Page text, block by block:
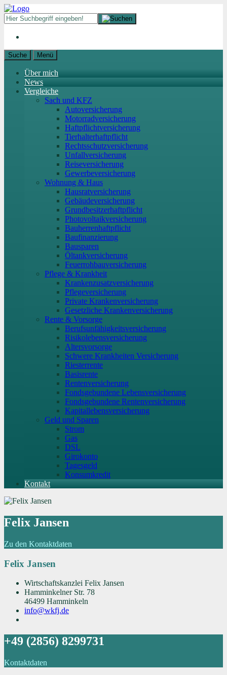
Suche Menü
Über mich
News
Vergleiche
Sach und KFZ
Autoversicherung
Motorradversicherung
Haftpflichtversicherung
Tierhalterhaftpflicht
Rechtsschutzversicherung
Unfallversicherung
Reiseversicherung
Gewerbeversicherung
Wohnung & Haus
Hausratversicherung
Gebäudeversicherung
Grundbesitzerhaftpflicht
Photovoltaikversicherung
Bauherrenhaftpflicht
Baufinanzierung
Bausparen
Öltankversicherung
Feuerrohbauversicherung
Pflege & Krankheit
Krankenzusatzversicherung
Pflegeversicherung
Private Krankenversicherung
Gesetzliche Krankenversicherung
Rente & Vorsorge
Berufs­unfähigkeitsversicherung
Risikolebensversicherung
Altersvorsorge
Schwere Krankheiten Versicherung
Riesterrente
Basisrente
Rentenversicherung
Fondsgebundene Lebensversicherung
Fondsgebundene Rentenversicherung
Kapitallebensversicherung
Geld und Sparen
Strom
Gas
DSL
Girokonto
Tagesgeld
Konsumkredit
Kontakt
Felix Jansen
Zu den Kontaktdaten
Felix Jansen
Wirtschaftskanzlei Felix Jansen
Hamminkelner Str. 78
46499 Hamminkeln
info@wkfj.de
+49 (2856) 8299731
Kontaktdaten